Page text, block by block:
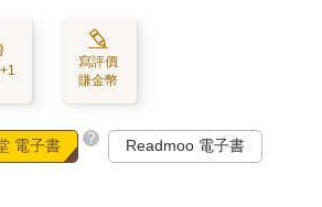
寫評價
賺金幣
電子書 ? Readmoo 電子書